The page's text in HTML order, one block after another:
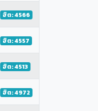
ฮิต: 4566
ฮิต: 4557
ฮิต: 4513
ฮิต: 4972